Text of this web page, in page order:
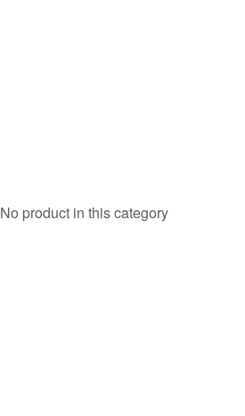
No product in this category